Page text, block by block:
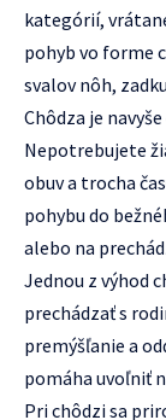
kategórií,
pohyb vo forme
svalov nôh,
Chôdza je
Nepotrebujete
obuv a trocha
pohybu do
alebo na
Jednou z výhod
prechádzať s
premýšľanie a
pomáha uvoľniť
Pri chôdzi sa